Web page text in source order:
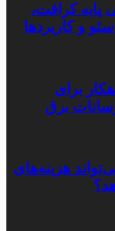
پایه کرافت،
و کاربردها
برای
برق
هزینه‌های